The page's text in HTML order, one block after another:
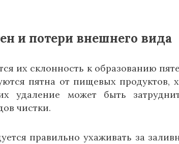
и потери внешнего вида
их склонность к образованию
пятна от пищевых продуктов,
удаление может быть
чистки.
правильно ухаживать за